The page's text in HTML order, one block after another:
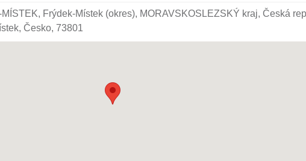
Frýdek-Místek (okres), MORAVSKOSLEZSKÝ kraj, Česká
Česko, 73801